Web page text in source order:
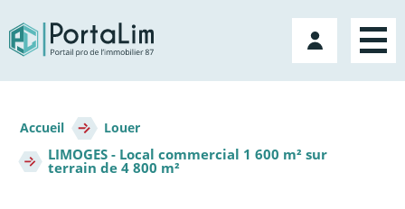
directement
au
contenu
Mon
compte
d'Ariane
Accueil Louer
LIMOGES - Local commercial 1 600 m² sur
terrain de 4 800 m²